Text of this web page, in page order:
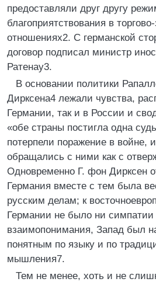
предоставляли друг другу
благоприятствования в
отношениях2. С германской
договор подписал министр
Ратенау3.
В основании политики
Дирксена4 лежали чувства,
Германии, так и в России и
«обе страны постигла одна
потерпели поражение в войне,
обращались с ними как с
Одновременно Г. фон Дирксен
Германия вместе с тем была
русским делам; к
Германии не было ни симпатии
взаимопонимания, Запад был
понятным по языку и по
мышления7.
Тем не менее, хоть и не